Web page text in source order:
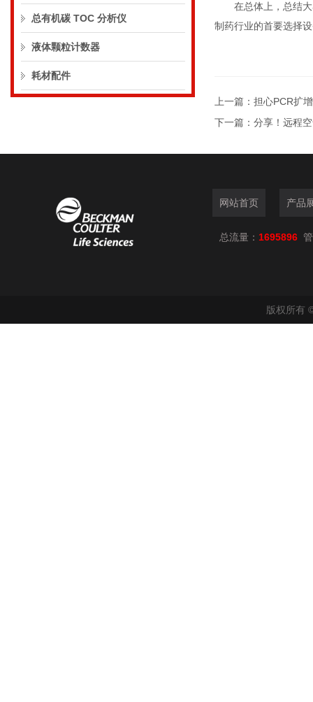
总有机碳 TOC 分析仪
液体颗粒计数器
耗材配件
在总体上，总结大
制药行业的首要选择
上一篇： 担心PCR扩
下一篇： 分享！远程
网站首页 产品
总流量： 1695896
版权所有